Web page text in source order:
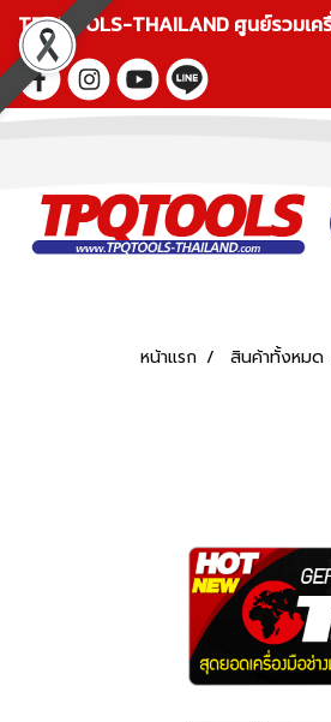
TPQTOOLS-THAILAND ศูนย์รวม
หน้าแรก สินค้าทั้งหมด